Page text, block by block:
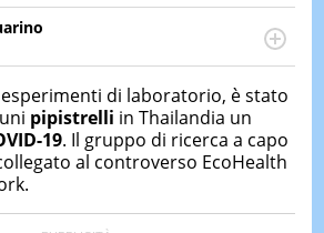
Comparato e processi di
e attivo nel campo della ricerca, in
Storia contemporanea di America
Collabora con numerose testate ed
Culturale "La
Sannio".
di laboratorio, è stato
pipistrelli in Thailandia un
19. Il gruppo di ricerca a capo
al controverso EcoHealth